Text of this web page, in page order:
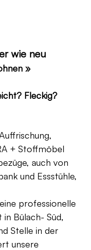
wie neu
»
Fleckig?
+ Stoffmöbel
auch von
und Essstühle,
professionelle
Bülach- Süd,
Stelle in der
unsere